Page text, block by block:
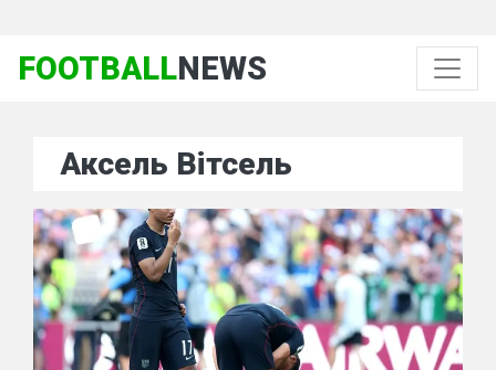
FOOTBALLNEWS
Аксель Вітсель